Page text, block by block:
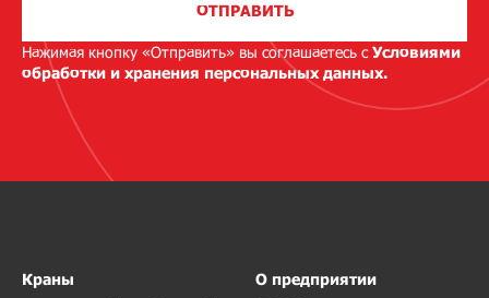
ОТПРАВИТЬ
Нажимая кнопку «Отправить» вы соглашаетесь сУсловиями
обработки и хранения персональных данных.
Краны О предприятии